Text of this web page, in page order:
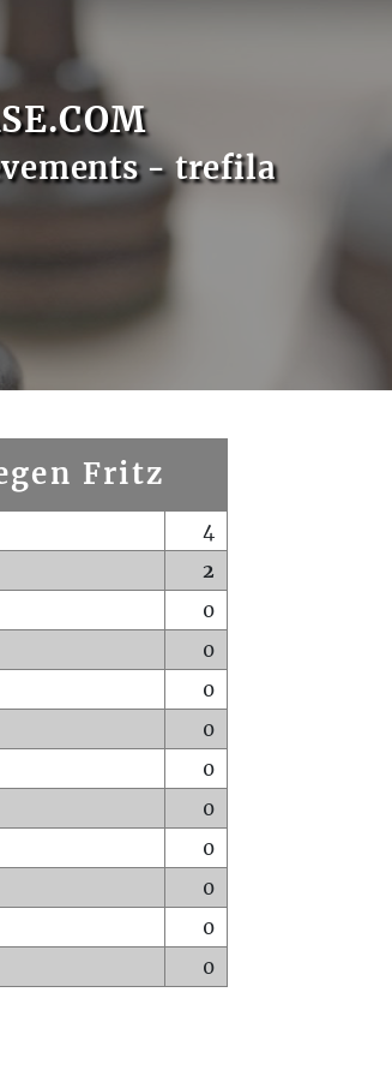
- trefila
Fritz
4
2
0
0
0
0
0
0
0
0
0
0